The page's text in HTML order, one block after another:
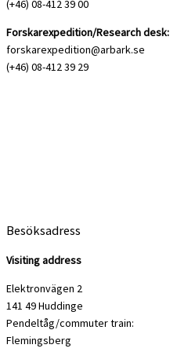
(+46) 08-412 39 00
Forskarexpedition/Research desk:
forskarexpedition@arbark.se
(+46) 08-412 39 29
Besöksadress
Visiting address
Elektronvägen 2
141 49 Huddinge
Pendeltåg/commuter train:
Flemingsberg